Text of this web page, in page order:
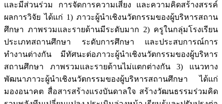
และมีส่วนร่วม การจัดการความเสี่ยง และความคิดสร้างสรรค์
ผลการวิจัย ได้แก่ 1) ภาวะผู้นำเชิงนวัตกรรมของผู้บริหารสถาน
ศึกษา ภาพรวมและรายด้านมีระดับมาก 2) ครูในกลุ่มโรงเรียน
ประเภทสถานศึกษา ระดับการศึกษา และประสบการณ์การ
ทำงานต่างกัน มีทัศนะต่อภาวะผู้นำเชิงนวัตกรรมของผู้บริหาร
สถานศึกษา ภาพรวมและรายด้านไม่แตกต่างกัน 3) แนวทาง
พัฒนาภาวะผู้นำเชิงนวัตกรรมของผู้บริหารสถานศึกษา ได้แก่
มองอนาคต สื่อสารสร้างแรงบันดาลใจ สร้างวัฒนธรรมร่วมคิด